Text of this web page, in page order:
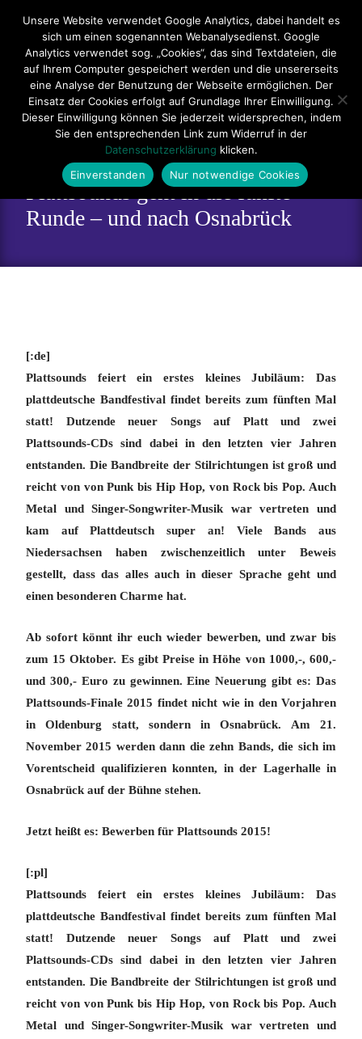
Impressum Datenschutzerklärung
Teilnahmebedingungen
Sitemap
Kontakt
Plattsounds geht in die fünfte
Runde – und nach Osnabrück
[:de]
Plattsounds feiert ein erstes kleines Jubiläum: Das
plattdeutsche Bandfestival findet bereits zum fünften Mal
statt! Dutzende neuer Songs auf Platt und zwei
Plattsounds-CDs sind dabei in den letzten vier Jahren
entstanden. Die Bandbreite der Stilrichtungen ist groß und
reicht von von Punk bis Hip Hop, von Rock bis Pop. Auch
Metal und Singer-Songwriter-Musik war vertreten und
kam auf Plattdeutsch super an! Viele Bands aus
Niedersachsen haben zwischenzeitlich unter Beweis
gestellt, dass das alles auch in dieser Sprache geht und
einen besonderen Charme hat.
Ab sofort könnt ihr euch wieder bewerben, und zwar bis
zum 15 Oktober. Es gibt Preise in Höhe von 1000,-, 600,-
und 300,- Euro zu gewinnen. Eine Neuerung gibt es: Das
Plattsounds-Finale 2015 findet nicht wie in den Vorjahren
in Oldenburg statt, sondern in Osnabrück. Am 21.
November 2015 werden dann die zehn Bands, die sich im
Vorentscheid qualifizieren konnten, in der Lagerhalle in
Osnabrück auf der Bühne stehen.
Jetzt heißt es: Bewerben für Plattsounds 2015!
[:pl]
Plattsounds feiert ein erstes kleines Jubiläum: Das
plattdeutsche Bandfestival findet bereits zum fünften Mal
statt! Dutzende neuer Songs auf Platt und zwei
Plattsounds-CDs sind dabei in den letzten vier Jahren
entstanden. Die Bandbreite der Stilrichtungen ist groß und
reicht von von Punk bis Hip Hop, von Rock bis Pop. Auch
Metal und Singer-Songwriter-Musik war vertreten und
Hauptmenü
Unsere Website verwendet Google Analytics, dabei handelt es
sich um einen sogenannten Webanalysedienst. Google
Analytics verwendet sog. „Cookies“, das sind Textdateien, die
auf Ihrem Computer gespeichert werden und die unsererseits
eine Analyse der Benutzung der Webseite ermöglichen. Der
Einsatz der Cookies erfolgt auf Grundlage Ihrer Einwilligung.
Dieser Einwilligung können Sie jederzeit widersprechen, indem
Sie den entsprechenden Link zum Widerruf in der
Datenschutzerklärung klicken.
Einverstanden
Nur notwendige Cookies